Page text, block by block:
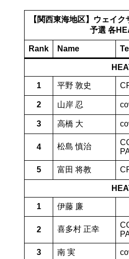
【関西東海地区】ウェイ
予選 各
Rank Name
1 平野 敦史
2 山岸 忍
3 高橋 大
4 松島 慎治
5 富田 将教
1 伊藤 廉
2 喜多村 正幸
3 南 実